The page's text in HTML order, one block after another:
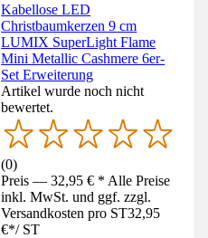
Kabellose LED
Christbaumkerzen 9 cm
LUMIX SuperLight Flame
Mini Metallic Cashmere 6er-
Set Erweiterung
Artikel wurde noch nicht
bewertet.
(0)
Preis — 32,95 € * Alle Preise
inkl. MwSt. und ggf. zzgl.
Versandkosten pro ST32,95
€*/ ST